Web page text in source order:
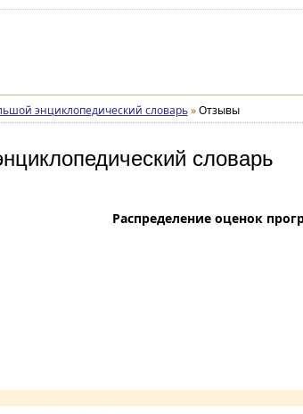
энциклопедический словарь » Отзывы
словарь
Распределение оценок